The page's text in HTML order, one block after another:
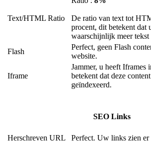
Text/HTML Ratio
De ratio van text tot
procent, dit betekent dat
waarschijnlijk meer tekst
Flash
Perfect, geen Flash
website.
Iframe
Jammer, u heeft Iframes
betekent dat deze
geïndexeerd.
SEO Links
Herschreven URL
Perfect. Uw links zien